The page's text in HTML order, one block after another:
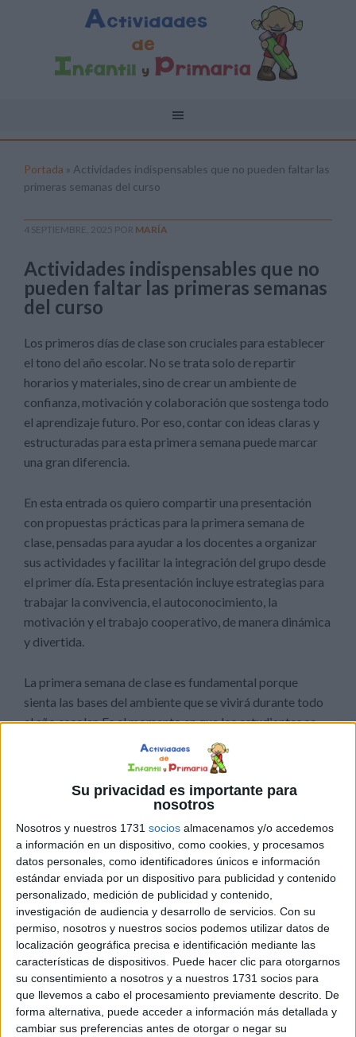
Su privacidad es importante para
nosotros
Nosotros y nuestros 1731 socios almacenamos y/o accedemos
a información en un dispositivo, como cookies, y procesamos
datos personales, como identificadores únicos e información
estándar enviada por un dispositivo para publicidad y contenido
personalizado, medición de publicidad y contenido,
investigación de audiencia y desarrollo de servicios. Con su
permiso, nosotros y nuestros socios podemos utilizar datos de
localización geográfica precisa e identificación mediante las
características de dispositivos. Puede hacer clic para otorgarnos
su consentimiento a nosotros y a nuestros 1731 socios para
que llevemos a cabo el procesamiento previamente descrito. De
forma alternativa, puede acceder a información más detallada y
cambiar sus preferencias antes de otorgar o negar su
Portada » Actividades indispensables que no pueden faltar las
primeras semanas del curso
4 SEPTIEMBRE, 2025 POR MARÍA
Actividades indispensables que no
pueden faltar las primeras semanas
del curso
Los primeros días de clase son cruciales para establecer
el tono del año escolar. No se trata solo de repartir
horarios y materiales, sino de crear un ambiente de
confianza, motivación y colaboración que sostenga todo
el aprendizaje futuro. Por eso, contar con ideas claras y
estructuradas para esta primera semana puede marcar
una gran diferencia.
En esta entrada os quiero compartir una presentación
con propuestas prácticas para la primera semana de
clase, pensadas para ayudar a los docentes a organizar
sus actividades y facilitar la integración del grupo desde
el primer día. Esta presentación incluye estrategias para
trabajar la convivencia, el autoconocimiento, la
motivación y el trabajo cooperativo, de manera dinámica
y divertida.
La primera semana de clase es fundamental porque
sienta las bases del ambiente que se vivirá durante todo
el año escolar. Es el momento en que los estudiantes se
conocen, descubren las normas de convivencia y
empiezan a formar vínculos con sus compañeros y
docentes. Actividades planificadas estratégicamente
ayudan a generar un clima de confianza y motivación,
fomentan la participación activa y permiten identificar
fortalezas y necesidades de cada alumno desde el inicio.
De esta manera, los docentes pueden construir un aula
cohesionada, segura y estimulante, donde el aprendizaje
y la colaboración se desarrollen de manera efectiva.